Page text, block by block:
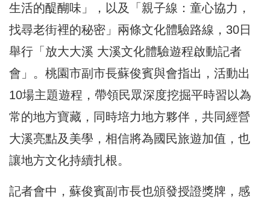
生活的醍醐味」，以及「親子線：童心協力，
找尋老街裡的秘密」兩條文化體驗路線，30日
舉行「放大大溪 大溪文化體驗遊程啟動記者
會」。桃園市副市長蘇俊賓與會指出，活動出
10場主題遊程，帶領民眾深度挖掘平時習以為
常的地方寶藏，同時培力地方夥伴，共同經營
大溪亮點及美學，相信將為國民旅遊加值，也
讓地方文化持續扎根。
記者會中，蘇俊賓副市長也頒發授證獎牌，感